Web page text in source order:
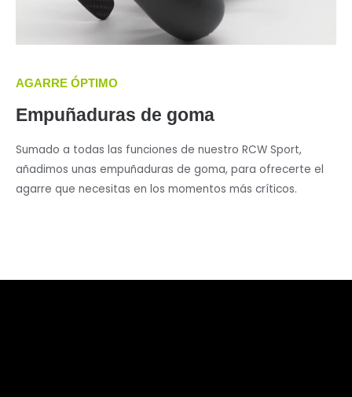
AGARRE ÓPTIMO
Empuñaduras de goma
Sumado a todas las funciones de nuestro RCW Sport,
añadimos unas empuñaduras de goma, para ofrecerte el
agarre que necesitas en los momentos más críticos.